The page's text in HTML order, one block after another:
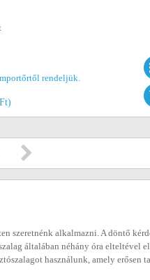
rendeljük.
szeretnénk alkalmazni. A döntő
általában néhány óra elteltével
használunk, amely erősen